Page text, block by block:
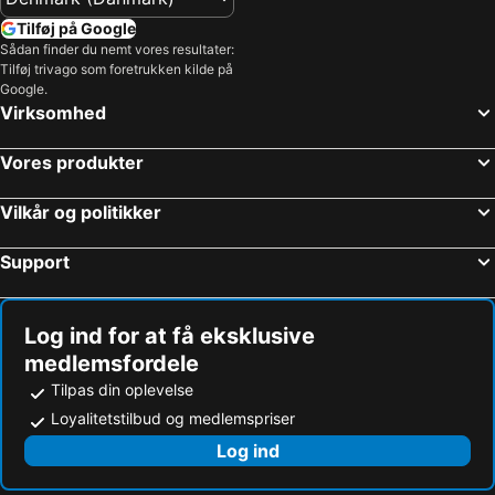
Tilføj på Google
Sådan finder du nemt vores resultater:
Tilføj trivago som foretrukken kilde på
Google.
Virksomhed
Vores produkter
Vilkår og politikker
Support
Log ind for at få eksklusive
medlemsfordele
Tilpas din oplevelse
Loyalitetstilbud og medlemspriser
Log ind